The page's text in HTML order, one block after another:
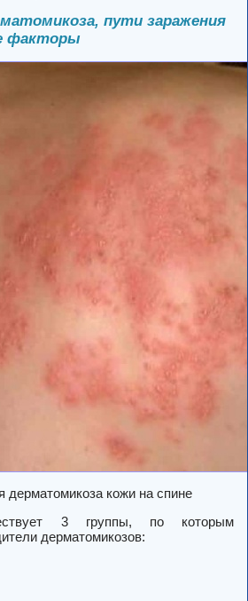
пути заражения
факторы
кожи на спине
3 группы, по которым
дерматомикозов: